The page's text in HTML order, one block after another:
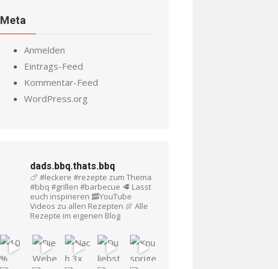
Meta
Anmelden
Eintrags-Feed
Kommentar-Feed
WordPress.org
dads.bbq.thats.bbq
🍗 #leckere #rezepte zum Thema
#bbq #grillen #barbecue 🥩 Lasst
euch inspirieren 🥓YouTube
Videos zu allen Rezepten 🍖 Alle
Rezepte im eigenen Blog